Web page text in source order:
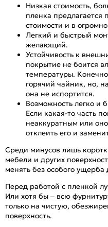
Низкая стоимость,
пленка предлагается
стоимости и в
Легкий и быстрый
желающий.
Устойчивость к
покрытие не боится
температуры.
горячий чайник, но,
она не испортится.
Возможность легко и
Если какая-то часть
неаккуратным или
отклеить его и
Среди минусов лишь
мебели и других
менять без особого
Перед работой с пленкой
Или хотя бы – всю
только на чистую,
поверхность.